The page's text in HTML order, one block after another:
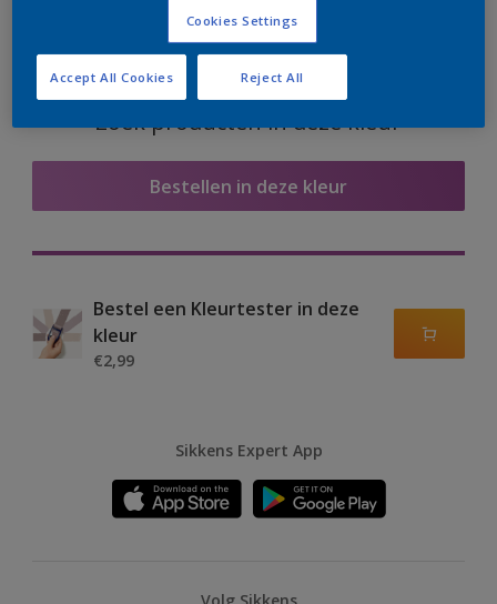
Zoek producten in deze kleur
Bestellen in deze kleur
Bestel een Kleurtester in deze
kleur
€2,99
Sikkens Expert App
Cookies Settings
Reject All
Accept All Cookies